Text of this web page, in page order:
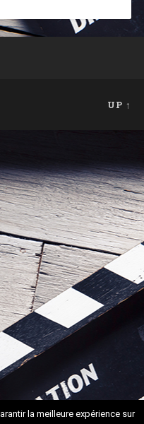
UP ↑
la meilleure expérience sur